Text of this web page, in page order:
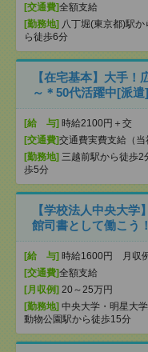
[交通費]全額支給
[勤務地] 八丁堀(東京都)駅か
ら徒歩6分
【在宅基本】大手！
～＊50代活躍中[派遣]
[給 与] 時給2100円＋交
[交通費]交通費実費支給（当
[勤務地] 三越前駅から徒歩2
歩5分
【学校法人中央大
館司書として働こう
[給 与] 時給1600円 月収
[交通費]全額支給
[月収例] 20～25万円
[勤務地] 中央大学・明星大
動物公園駅から徒歩15分